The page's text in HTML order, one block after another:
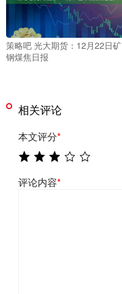
策略吧 光大期货：12月22日矿
钢煤焦日报
相关评论
本文评分*
评论内容*